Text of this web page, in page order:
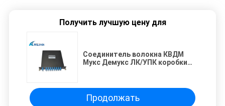
Получить лучшую цену для
Соединитель волокна КВДМ
Мукс Демукс ЛК/УПК коробки
Продолжать